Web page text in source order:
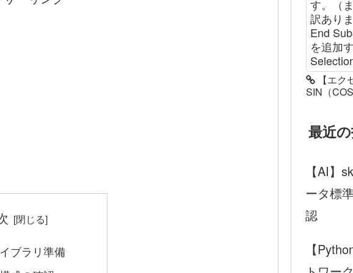
ブラリ準備
す。（
訳あり
End
を追加
【エ
SIN（
最近
【AI】
ータ標
認
【